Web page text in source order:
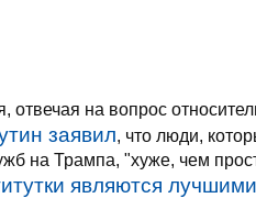
отвечая на вопрос
заявил, что люди,
на Трампа, "хуже, чем
являются